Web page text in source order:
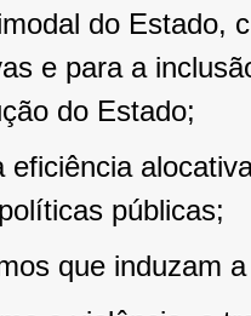
do Estado,
e para a
do Estado;
eficiência
públicas;
que induzam